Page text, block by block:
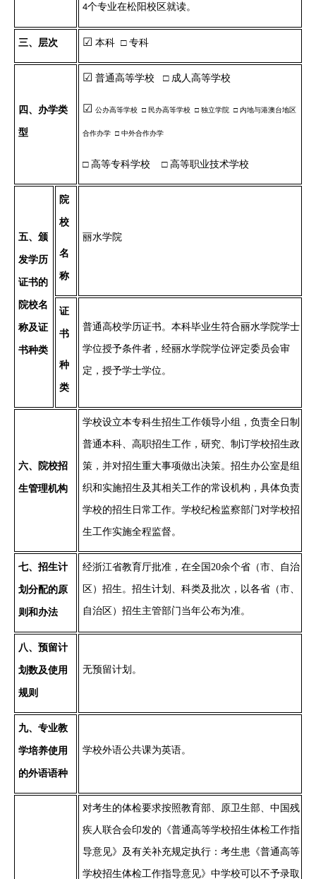
4个专业在松阳校区就读。
三、层次 ☑ 本科□ 专科
四 、办学类
型
☑ 普通高等学校 □ 成人高等学校
☑ 公办高等学校 □ 民办高等学校 □ 独立学院 □ 内地与港澳台地区
合作办学 □ 中外合作办学
□ 高等专科学校 □ 高等职业技术学校
五、颁
发学历
证书的
院校名
称及证
书种类
院
校
名
称
丽水学院
证
书
种
类
普通高校学历证书。 本科毕业生符合丽水学院学士
学位授予条件者，经丽水学院学位评定委员会审
定，授予学士学位。
六、院校招
生管理机构
学校设立本专科生招生工作领导小组，负责全日制
普通本科、高职招生工作，研究、制订学校招生政
策，并对招生重大事项做出决策。招生办公室是组
织和实施招生及其相关工作的常设机构，具体负责
学校的招生日常工作。学校纪检监察部门对学校招
生工作实施全程监督。
七、招生计
划分配的原
则和办法
经浙江省教育厅批准，在全国 20余个省（市、自治
区）招生。招生计划、科类及批次，以各省（市、
自治区）招生主管部门当年公布为准。
八、 预留计
划数及使用
规则
无预留计划 。
九、专业教
学培养使用
的外语语种
学校外语公共课为英语。
对考生的体检要求按照教育部、 原卫生部、中国残
疾人联合会印发的《普通高等学校招生体检工作指
导意见》及有关补充规定执行： 考生患《普通高等
学校招生体检工作指导意见》中学校可以不予录取